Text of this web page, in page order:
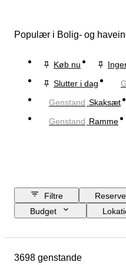
Populær i Bolig- og
Køb nu
Slutter i dag
Genstand Skaksæt
Genstand Ramme
Filtre
Budget
Køn
3698 genstande